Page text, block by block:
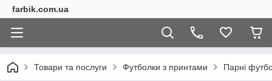
farbik.com.ua
Товари та послуги Футболки з принтами Парні